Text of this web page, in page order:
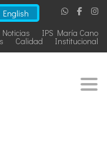
English
IPS María Cano
Noticias
Institucional
Calidad